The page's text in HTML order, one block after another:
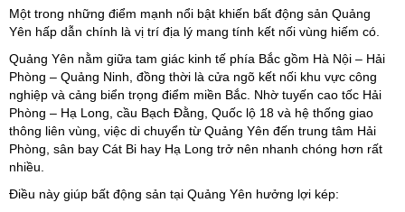
Một trong những điểm mạnh nổi bật khiến bất động sản Quảng
Yên hấp dẫn chính là vị trí địa lý mang tính kết nối vùng hiếm có.
Quảng Yên nằm giữa tam giác kinh tế phía Bắc gồm Hà Nội – Hải
Phòng – Quảng Ninh, đồng thời là cửa ngõ kết nối khu vực công
nghiệp và cảng biển trọng điểm miền Bắc. Nhờ tuyến cao tốc Hải
Phòng – Hạ Long, cầu Bạch Đằng, Quốc lộ 18 và hệ thống giao
thông liên vùng, việc di chuyển từ Quảng Yên đến trung tâm Hải
Phòng, sân bay Cát Bi hay Hạ Long trở nên nhanh chóng hơn rất
nhiều.
Điều này giúp bất động sản tại Quảng Yên hưởng lợi kép: